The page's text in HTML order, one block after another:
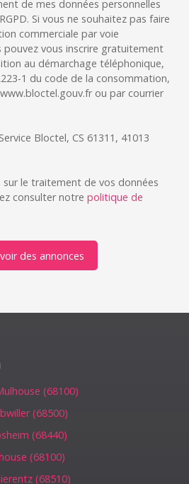
de mes données personnelles
Si vous ne souhaitez pas faire
commerciale par voie
pouvez vous inscrire gratuitement
au démarchage téléphonique,
1 du code de la consommation,
ou par courrier
Bloctel, CS 61311, 41013
sur le traitement de vos données
consulter notre politique de
des annonces
(68100)
(68500)
(68440)
(68100)
(68510)